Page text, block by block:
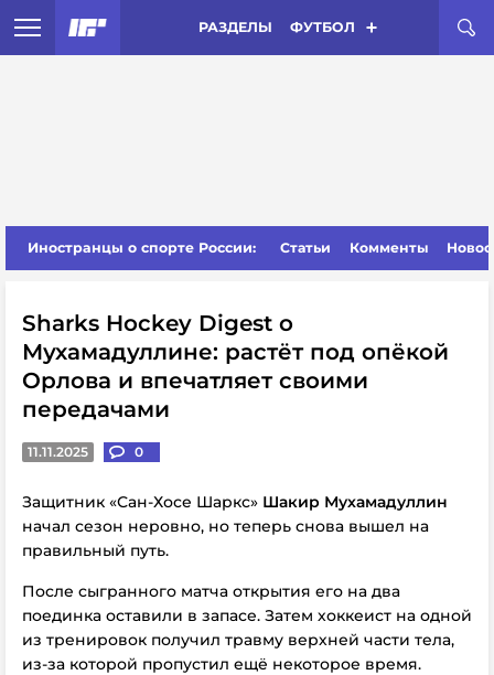
РАЗДЕЛЫ ФУТБОЛ
Иностранцы о спорте России: Статьи Комменты
Sharks Hockey Digest о
Мухамадуллине: растёт под опёкой
Орлова и впечатляет своими
передачами
11.11.2025 0
Защитник «Сан-Хосе Шаркс» Шакир Мухамадуллин
начал сезон неровно, но теперь снова вышел на
правильный путь.
После сыгранного матча открытия его на два
поединка оставили в запасе. Затем хоккеист на одной
из тренировок получил травму верхней части тела,
из-за которой пропустил ещё некоторое время.